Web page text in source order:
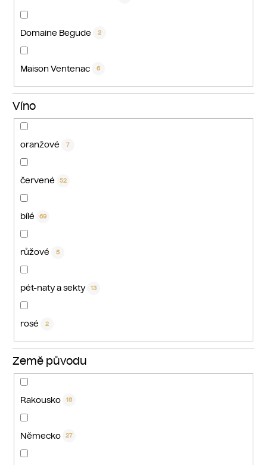
Domaine Begude 2
Maison Ventenac 6
Víno
oranžové 7
červené 52
bílé 69
růžové 5
pét-naty a sekty 13
rosé 2
Země původu
Rakousko 18
Německo 27